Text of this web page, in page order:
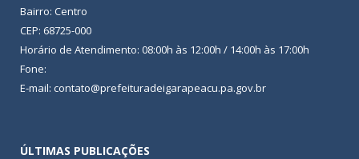
Bairro: Centro
CEP: 68725-000
Horário de Atendimento: 08:00h às 12:00h / 14:00h às 17:00h
Fone:
E-mail: contato@prefeituradeigarapeacu.pa.gov.br
ÚLTIMAS PUBLICAÇÕES